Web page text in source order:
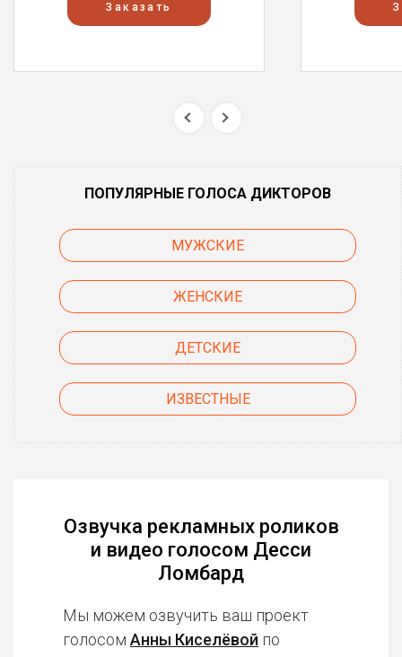
Заказать
ПОПУЛЯРНЫЕ ГОЛОСА ДИКТОРОВ
МУЖСКИЕ
ЖЕНСКИЕ
ДЕТСКИЕ
ИЗВЕСТНЫЕ
Озвучка рекламных роликов
и видео голосом Десси
Ломбард
Мы можем озвучить ваш проект
голосом Анны Киселёвой по